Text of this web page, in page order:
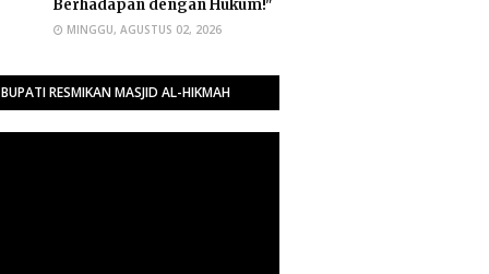
Berhadapan dengan Hukum!"
MINGGU, AGUSTUS 02, 2026
BUPATI RESMIKAN MASJID AL-HIKMAH